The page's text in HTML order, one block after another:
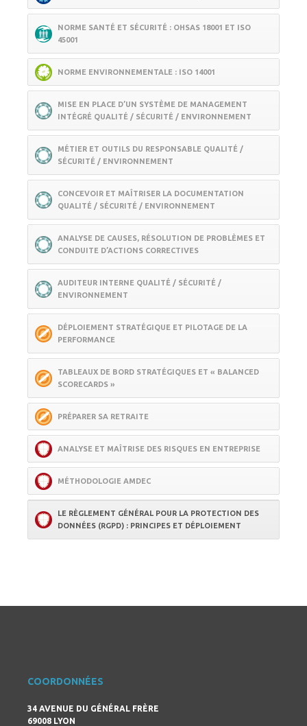
NORME SANTÉ ET SÉCURITÉ : OHSAS 18001 ET ISO
45001
NORME ENVIRONNEMENTALE : ISO 14001
MISE EN PLACE D’UN SYSTÈME DE MANAGEMENT
INTÉGRÉ QUALITÉ / SÉCURITÉ / ENVIRONNEMENT
MÉTIER ET OUTILS DU RESPONSABLE QUALITÉ /
SÉCURITÉ / ENVIRONNEMENT
CONCEVOIR ET MAÎTRISER LA DOCUMENTATION
QUALITÉ / SÉCURITÉ / ENVIRONNEMENT
ANALYSE DE CAUSES, RÉSOLUTION DE PROBLÈMES ET
CONDUITE D’ACTIONS CORRECTIVES
AUDITEUR INTERNE QUALITÉ / SÉCURITÉ /
ENVIRONNEMENT
DÉPLOIEMENT STRATÉGIQUE ET PILOTAGE DE LA
PERFORMANCE
TABLEAUX DE BORD STRATÉGIQUES ET « BALANCED
SCORECARDS »
PRÉPARER SA RETRAITE
ANALYSE ET MAÎTRISE DES RISQUES EN ENTREPRISE
MÉTHODOLOGIE AMDEC
LE RÈGLEMENT GÉNÉRAL POUR LA PROTECTION DES
DONNÉES (RGPD) : PRINCIPES ET DÉPLOIEMENT
COORDONNÉES
34 AVENUE DU GÉNÉRAL FRÈRE
69008 LYON